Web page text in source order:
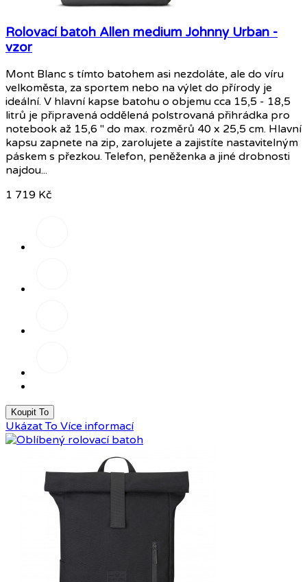
Rolovací batoh Allen medium Johnny Urban -
vzor
Mont Blanc s tímto batohem asi nezdoláte, ale do víru
velkoměsta, za sportem nebo na výlet do přírody je
ideální. V hlavní kapse batohu o objemu cca 15,5 - 18,5
litrů je připravená oddělená polstrovaná přihrádka pro
notebook až 15,6 " do max. rozměrů 40 x 25,5 cm. Hlavní
kapsu zapnete na zip, zarolujete a zajistíte nastavitelným
páskem s přezkou. Telefon, peněženka a jiné drobnosti
najdou...
1 719 Kč
Koupit To
Ukázat To Více informací